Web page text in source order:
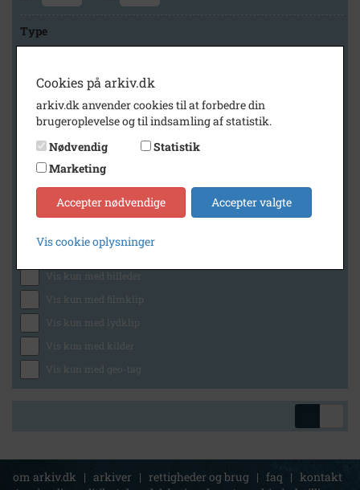
Type
Arkiv
Fredensborg
Generelt
Vis kun med billeder
Vis kun med filmklip
Vis kun med lydklip
Vis kun med kilder
Vis kun med geo-tag
om arkiv.dk | arkiver | rettigheder og brug | faq | kontakt
Cookies på arkiv.dk
arkiv.dk anvender cookies til at forbedre din
brugeroplevelse og til indsamling af statistik.
Nødvendig
Statistik
Marketing
Accepter nødvendige Accepter valgte
Vis cookie oplysninger